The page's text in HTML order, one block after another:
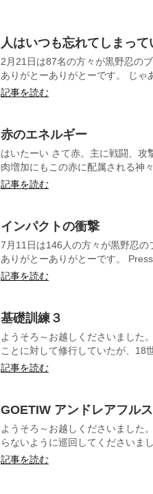
人はいつも忘れてしまって
2月21日は87名の方々が黒野忍の
ありがとーありがとーです。 じゃ
記事を読む
赤のエネルギー
はいたーい さて赤。主に戦闘、
肉増加にもこの赤に配属される神
記事を読む
インパクトの衝撃
7月11日は146人の方々が黒野忍の
ありがとーありがとーです。
記事を読む
基礎訓練３
ようそろ～お越しくださいました
ことに対して修行していたが、18
記事を読む
GOETIW アンドレアフル
ようそろ～お越しくださいました
らないように巡回してくださいま
記事を読む